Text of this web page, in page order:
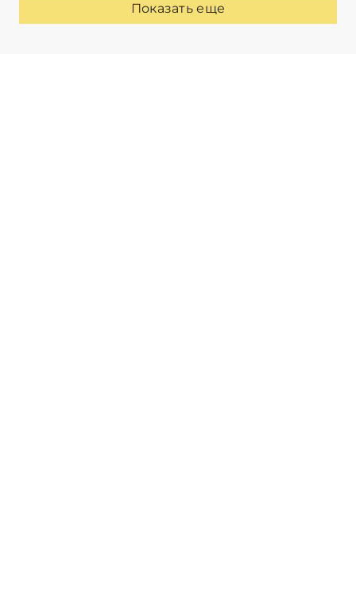
Показать еще